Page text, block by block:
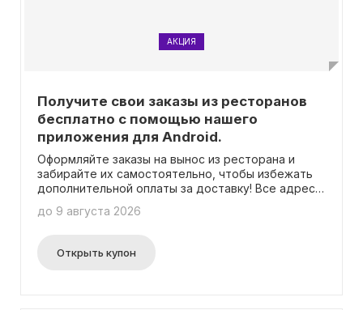
АКЦИЯ
Получите свои заказы из ресторанов
бесплатно с помощью нашего
приложения для Android.
Оформляйте заказы на вынос из ресторана и
забирайте их самостоятельно, чтобы избежать
дополнительной оплаты за доставку! Все адреса
необходимо просто выбрать удобное для вас
требуется.
до 9 августа 2026
Открыть купон